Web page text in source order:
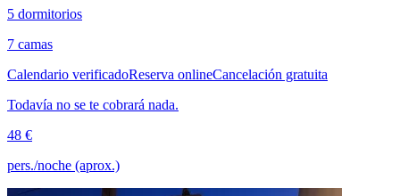
5 dormitorios
7 camas
Calendario verificadoReserva onlineCancelación gratuita
Todavía no se te cobrará nada.
48 €
pers./noche (aprox.)